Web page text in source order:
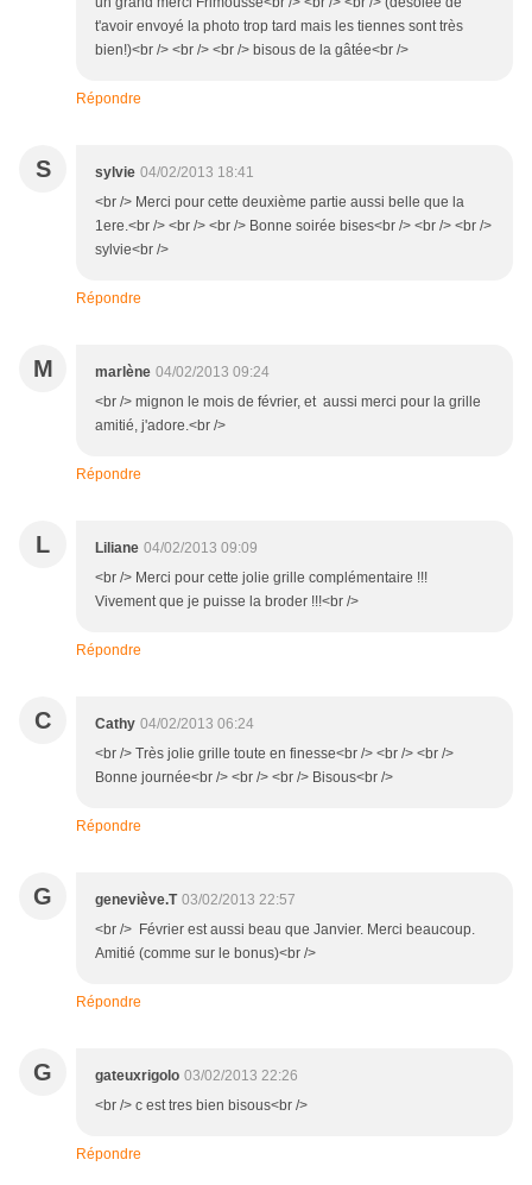
t'avoir envoyé la photo trop tard mais les tiennes sont très
bien!)<br /> <br /> <br /> bisous de la gâtée<br />
Répondre
S sylvie 04/02/2013 18:41
<br /> Merci pour cette deuxième partie aussi belle que la
1ere.<br /> <br /> <br /> Bonne soirée bises<br /> <br /> <br />
sylvie<br />
Répondre
M marlène 04/02/2013 09:24
<br /> mignon le mois de février, et aussi merci pour la grille
amitié, j'adore.<br />
Répondre
L Liliane 04/02/2013 09:09
<br /> Merci pour cette jolie grille complémentaire !!!
Vivement que je puisse la broder !!!<br />
Répondre
C Cathy 04/02/2013 06:24
<br /> Très jolie grille toute en finesse<br /> <br /> <br />
Bonne journée<br /> <br /> <br /> Bisous<br />
Répondre
G geneviève.T 03/02/2013 22:57
<br /> Février est aussi beau que Janvier. Merci beaucoup.
Amitié (comme sur le bonus)<br />
Répondre
G gateuxrigolo 03/02/2013 22:26
<br /> c est tres bien bisous<br />
Répondre